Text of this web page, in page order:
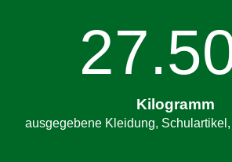
Kilogramm
ausgegebene Kleidung,